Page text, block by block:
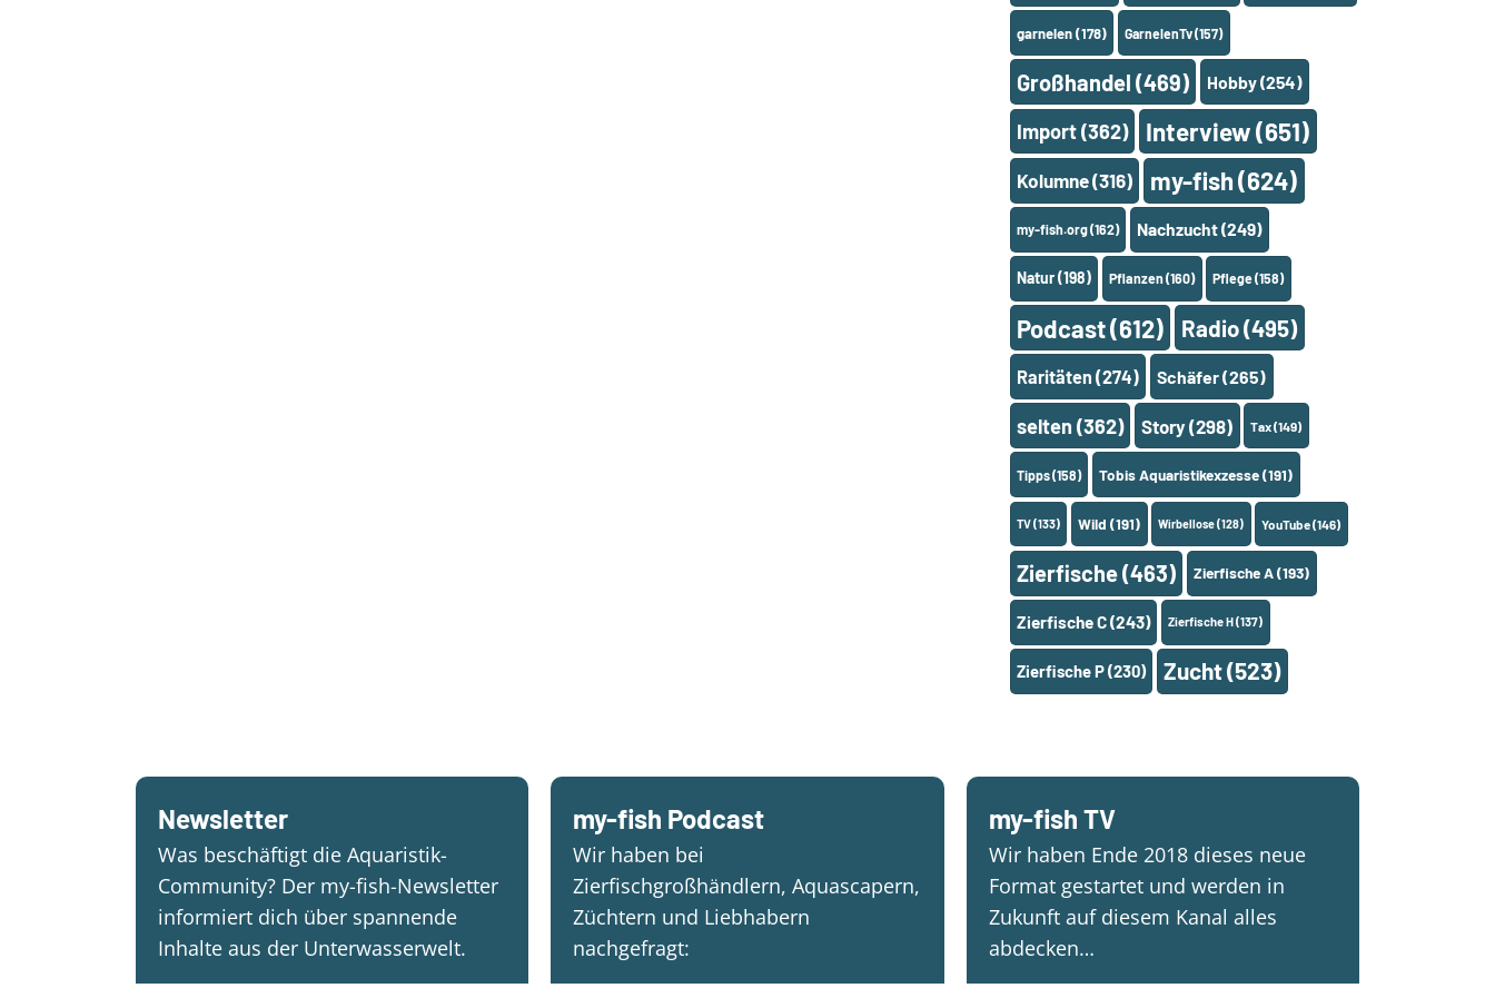
garnelen(178) GarnelenTv(157)
Großhandel (469) Hobby(254)
Import(362) Interview(651)
Kolumne(316) my-fish(624)
my-fish.org(162) Nachzucht(249)
Natur(198) Pflanzen(160) Pflege(158)
Podcast(612) Radio(495)
Raritäten (274) Schäfer(265)
selten (362) Story (298) Tax(149)
Tipps(158) Tobis Aquaristikexzesse(191)
TV(133) Wild (191) Wirbellose(128) YouTube(146)
Zierfische(463) Zierfische A(193)
Zierfische C(243) Zierfische H(137)
Zierfische P(230) Zucht(523)
Newsletter
Was beschäftigt die Aquaristik-
Community? Der my-fish-Newsletter
informiert dich über spannende
Inhalte aus der Unterwasserwelt.
my-fish Podcast
Wir haben bei
Zierfischgroßhändlern, Aquascapern,
Züchtern und Liebhabern
nachgefragt:
my-fish TV
Wir haben Ende 2018 dieses neue
Format gestartet und werden in
Zukunft auf diesem Kanal alles
abdecken…